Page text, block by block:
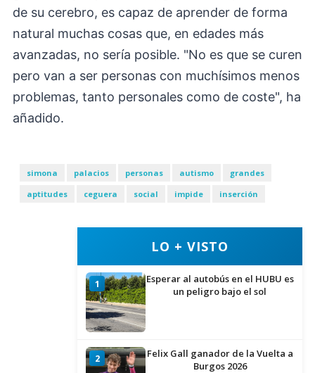
de su cerebro, es capaz de aprender de forma
natural muchas cosas que, en edades más
avanzadas, no sería posible. "No es que se curen
pero van a ser personas con muchísimos menos
problemas, tanto personales como de coste", ha
añadido.
simona palacios personas autismo
grandes
aptitudes
ceguera social impide inserción
LO + VISTO
1
Esperar al autobús en el HUBU es
un peligro bajo el sol
2
Felix Gall ganador de la Vuelta a
Burgos 2026